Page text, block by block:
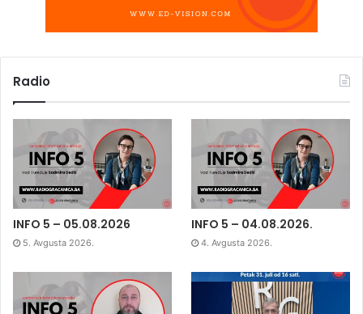
Radio
INFO 5 – 05.08.2026
5. Avgusta 2026.
INFO 5 – 04.08.2026.
4. Avgusta 2026.